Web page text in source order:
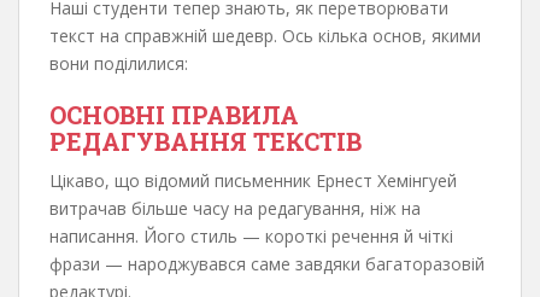
Наші студенти тепер знають, як перетворювати
текст на справжній шедевр. Ось кілька основ, якими
вони поділилися:
ОСНОВНІ ПРАВИЛА
РЕДАГУВАННЯ ТЕКСТІВ
Цікаво, що відомий письменник Ернест Хемінгуей
витрачав більше часу на редагування, ніж на
написання. Його стиль — короткі речення й чіткі
фрази — народжувався саме завдяки багаторазовій
редактурі.